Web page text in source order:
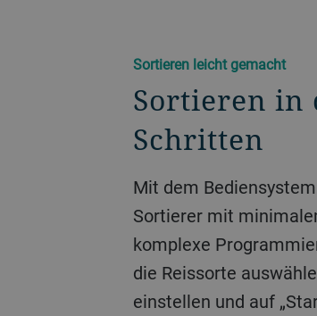
Sortieren leicht gemacht
Sortieren in
Schritten
Mit dem
Sortierer mit
komplexe
die Reissorte
einstellen und auf